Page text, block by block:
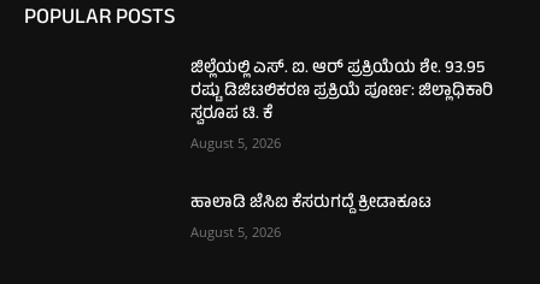
POPULAR POSTS
ಜಿಲ್ಲೆಯಲ್ಲಿ ಎಸ್. ಐ. ಆರ್ ಪ್ರಕ್ರಿಯೆಯ ಶೇ. 93.95
ರಷ್ಟು ಡಿಜಿಟಲಿಕರಣ ಪ್ರಕ್ರಿಯೆ ಪೂರ್ಣ: ಜಿಲ್ಲಾಧಿಕಾರಿ
ಸ್ವರೂಪ ಟಿ. ಕೆ
August 5, 2026
ಹಾಲಾಡಿ ಜೆಸಿಐ ಕೆಸರುಗದ್ದೆ ಕ್ರೀಡಾಕೂಟ
August 5, 2026